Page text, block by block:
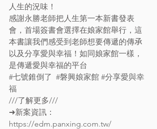
人生的況味！
感謝永勝老師把人生第一本新書發表
會，首場簽書會選擇在娘家館舉行，這
本書讓我們感受到老師想要傳遞的傳𠄘
以及分享愛與幸福！如同娘家館一樣，
是傳遞愛與幸福的平台
#七號錐倒了 #磐興娘家館 #分享愛與幸
福
///了解更多///
➜新案資訊：
https://edm.panxing.com.tw/